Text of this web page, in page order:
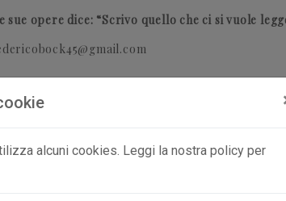
alcuni cookies. Leggi la nostra policy per
sue opere dice: “Scrivo quello che ci si vuole